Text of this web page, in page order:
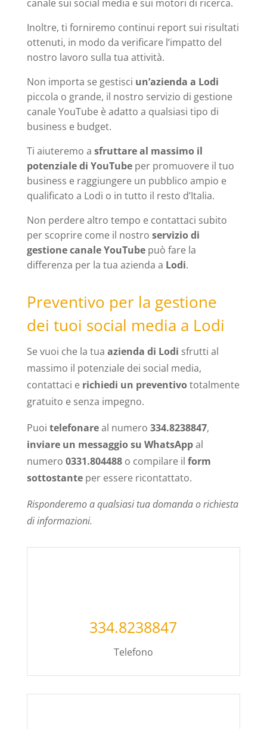
canale sui social media e sui motori di ricerca.
Inoltre, ti forniremo continui report sui risultati
ottenuti, in modo da verificare l’impatto del
nostro lavoro sulla tua attività.
Non importa se gestisci un’azienda a Lodi
piccola o grande, il nostro servizio di gestione
canale YouTube è adatto a qualsiasi tipo di
business e budget.
Ti aiuteremo a sfruttare al massimo il
potenziale di YouTubeper promuovere il tuo
business e raggiungere un pubblico ampio e
qualificato a Lodi o in tutto il resto d’Italia.
Non perdere altro tempo e contattaci subito
per scoprire come il nostro servizio di
gestione canale YouTubepuò fare la
differenza per la tua azienda a Lodi.
Preventivo per la gestione
dei tuoi social media a Lodi
Se vuoi che la tua azienda di Lodi sfrutti al
massimo il potenziale dei social media,
contattaci e richiedi un preventivototalmente
gratuito e senza impegno.
Puoi telefonareal numero 334.8238847,
inviare un messaggio su WhatsAppal
numero 0331.804488o compilare il form
sottostanteper essere ricontattato.
Risponderemo a qualsiasi tua domanda o richiesta
di informazioni.
334.8238847
Telefono